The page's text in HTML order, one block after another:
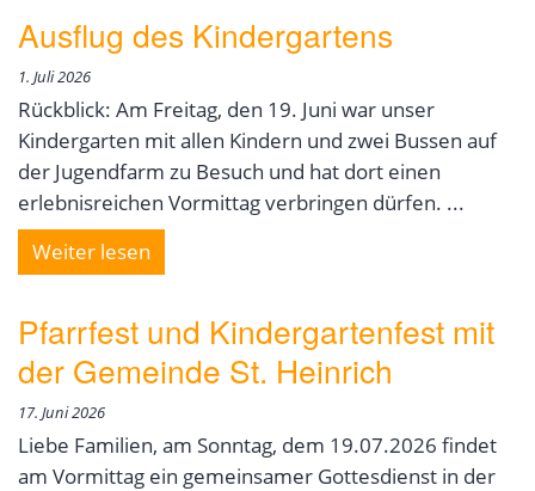
Ausflug des Kindergartens
1. Juli 2026
Rückblick: Am Freitag, den 19. Juni war unser
Kindergarten mit allen Kindern und zwei Bussen auf
der Jugendfarm zu Besuch und hat dort einen
erlebnisreichen Vormittag verbringen dürfen. ...
Weiter lesen
Pfarrfest und Kindergartenfest mit
der Gemeinde St. Heinrich
17. Juni 2026
Liebe Familien, am Sonntag, dem 19.07.2026 findet
am Vormittag ein gemeinsamer Gottesdienst in der